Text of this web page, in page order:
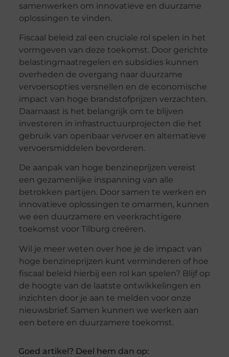
samenwerken om innovatieve en duurzame
oplossingen te vinden.
Fiscaal beleid zal een cruciale rol spelen in het
vormgeven van deze toekomst. Door gerichte
belastingmaatregelen en subsidies kunnen
overheden de overgang naar duurzame
vervoersopties versnellen en de economische
impact van hoge brandstofprijzen verzachten.
Daarnaast is het belangrijk om te blijven
investeren in infrastructuurprojecten die het
gebruik van openbaar vervoer en alternatieve
vervoersmiddelen bevorderen.
De aanpak van hoge benzineprijzen vereist
een gezamenlijke inspanning van alle
betrokken partijen. Door samen te werken en
innovatieve oplossingen te omarmen, kunnen
we een duurzamere en veerkrachtigere
toekomst voor Tilburg creëren.
Wil je meer weten over hoe je de impact van
hoge benzineprijzen kunt verminderen of hoe
fiscaal beleid hierbij een rol kan spelen? Blijf op
de hoogte van de laatste ontwikkelingen en
inzichten door je aan te melden voor onze
nieuwsbrief. Samen kunnen we werken aan
een betere en duurzamere toekomst.
Goed artikel? Deel hem dan op: